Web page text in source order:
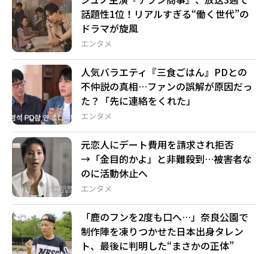
エンタメ
話題性1位！リアルすぎる“働く世代”の
ドラマが旋風
エンタメ
人気バラエティ『三食ごはん』PDとの
不仲説の真相…ファンの誤解が原因だっ
た？「先に連絡をくれた」
エンタメ
元恋人にデート費用を請求され拒否
→「金目的かよ」と非難殺到…被害者な
のに活動休止へ
「鹿のフンを2度も口へ…」奈良公園で
制作陣を凍りつかせた日本出身タレン
ト、最後に判明した“まさかの正体”